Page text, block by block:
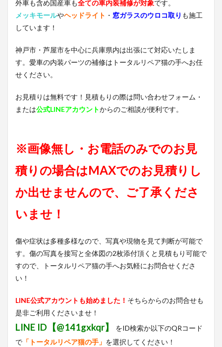
外車も含め国産車も全ての車内装補修が対象です。
メッキモールやヘッドライト ・ 窓ガラスのウロコ取り も施工
しています！
神戸市・芦屋市を中心に兵庫県内は出張にて対応いたしま
す。愛車の内装パーツの補修はトータルリペア猫の手へお任
せください。
お見積りは無料です！見積もりの際は問い合わせフォーム・
または公式LINEアカウントからのご相談が便利です。
※画像無し・お電話のみでのお見
積りの場合はMAXでのお見積りし
か出せませんので、ご了承くださ
いませ！
傷や症状は多種多様なので、写真や現物を見て判断が可能で
す。傷の写真を接写と全体図の2枚添付頂くと見積もり可能で
すので、トータルリペア猫の手へお気軽にお問合せくださ
い！
LINE公式アカウントも始めました！ そちらからのお問合せも
是非ご利用くださいませ！
LINE ID【@141gxkqr】
をID検索か以下のQRコード
で 「トータルリペア猫の手」 を選択してください！